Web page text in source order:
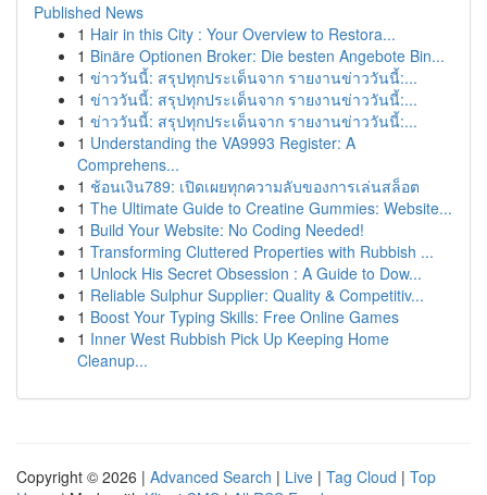
Published News
1 Hair in this City : Your Overview to Restora...
1 Binäre Optionen Broker: Die besten Angebote Bin...
1 ข่าววันนี้: สรุปทุกประเด็นจาก รายงานข่าววันนี้:...
1 ข่าววันนี้: สรุปทุกประเด็นจาก รายงานข่าววันนี้:...
1 ข่าววันนี้: สรุปทุกประเด็นจาก รายงานข่าววันนี้:...
1 Understanding the VA9993 Register: A
Comprehens...
1 ช้อนเงิน789: เปิดเผยทุกความลับของการเล่นสล็อต
1 The Ultimate Guide to Creatine Gummies: Website...
1 Build Your Website: No Coding Needed!
1 Transforming Cluttered Properties with Rubbish ...
1 Unlock His Secret Obsession : A Guide to Dow...
1 Reliable Sulphur Supplier: Quality & Competitiv...
1 Boost Your Typing Skills: Free Online Games
1 Inner West Rubbish Pick Up Keeping Home
Cleanup...
Copyright © 2026 | Advanced Search | Live | Tag Cloud | Top